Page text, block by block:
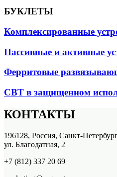
БУКЛЕТЫ
Комплексированные
Пассивные и активные
Ферритовые
СВТ в защищенном
КОНТАКТЫ
196128, Россия, Санкт-
ул. Благодатная, 2
+7 (812) 337 20 69